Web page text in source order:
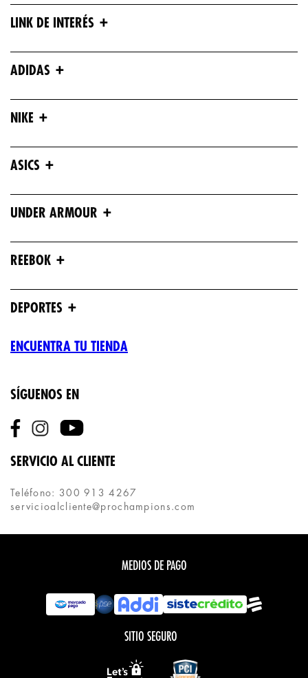
LINK DE INTERÉS +
ADIDAS +
NIKE +
ASICS +
UNDER ARMOUR +
REEBOK +
DEPORTES +
ENCUENTRA TU TIENDA
SÍGUENOS EN
SERVICIO AL CLIENTE
Teléfono: 300 913 4267
servicioalcliente@prochampions.com
MEDIOS DE PAGO
SITIO SEGURO